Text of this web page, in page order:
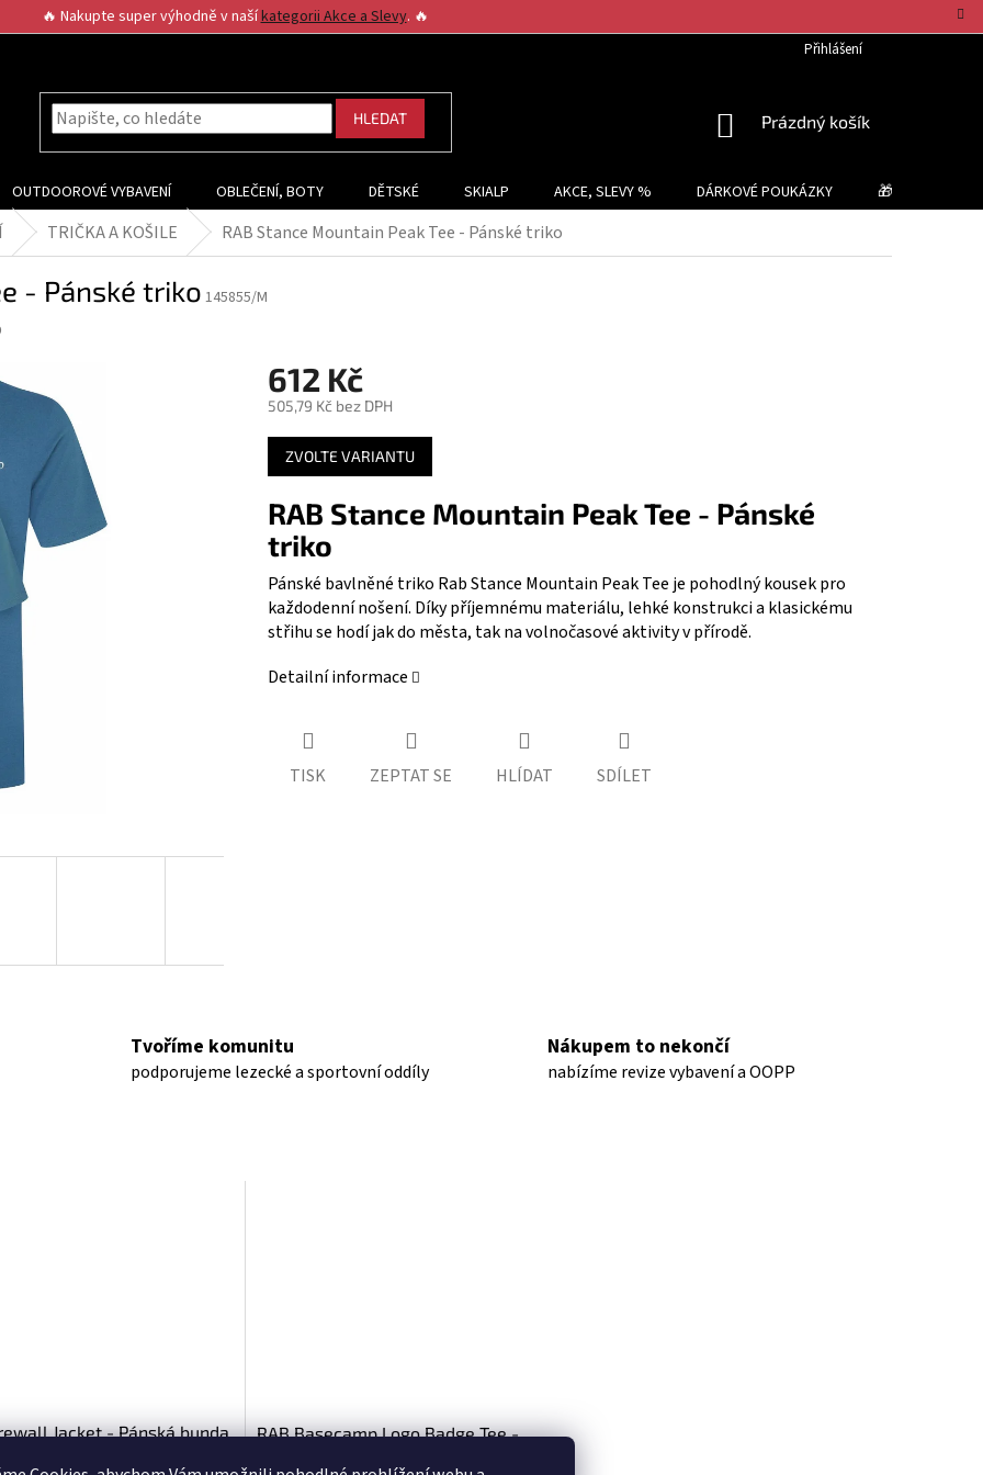
🔥 Nakupte super výhodně v našíkategorii Akce a Slevy. 🔥
Přihlášení
HLEDAT
NÁKUPNÍ
Prázdný košík
OUTDOOROVÉ VYBAVENÍ OBLEČENÍ, BOTY DĚTSKÉ SKIALP AKCE, SLEVY % DÁRKOVÉ POUKÁZKY 🎁 TIPY NA
TRIČKA A KOŠILE RAB Stance Mountain Peak Tee - Pánské triko
- Pánské triko 145855/M
612 Kč
505,79 Kč bez DPH
Měrná
cena:
ZVOLTE VARIANTU
RAB Stance Mountain Peak Tee - Pánské
triko
Pánské bavlněné triko Rab Stance Mountain Peak Tee je pohodlný kousek pro
každodenní nošení. Díky příjemnému materiálu, lehké konstrukci a klasickému
střihu se hodí jak do města, tak na volnočasové aktivity v přírodě.
Detailní informace
TISK ZEPTAT SE HLÍDAT SDÍLET
Tvoříme komunitu
podporujeme lezecké a sportovní oddíly
Nákupem to nekončí
nabízíme revize vybavení a OOPP
Jacket - Pánská bunda
RAB Basecamp Logo Badge Tee -